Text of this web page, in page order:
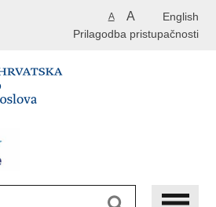
English
A A
Prilagodba pristupačnosti